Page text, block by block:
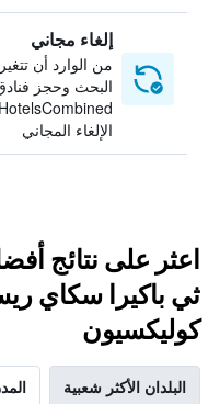
إلغاء مجاني
من الوارد أن
البحث وحجز
الإلغاء المجاني
اعثر على نتائج
ثي باكيرا سكاي
كوليكسيون
البلدان الأكثر شعبية